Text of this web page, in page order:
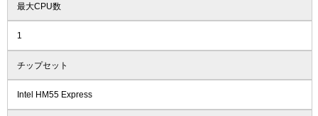
最大CPU数
1
チップセット
Intel HM55 Express